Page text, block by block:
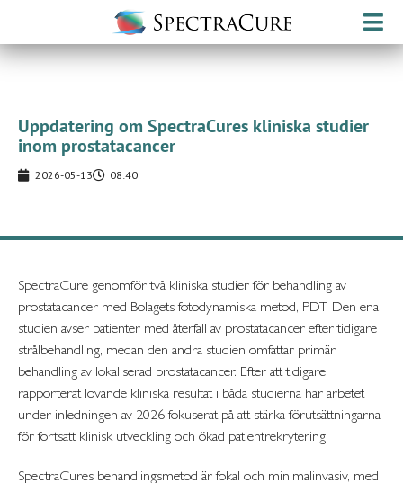
Uppdatering om SpectraCures kliniska studier
inom prostatacancer
2026-05-13 08:40
SpectraCure genomför två kliniska studier för behandling av
prostatacancer med Bolagets fotodynamiska metod, PDT. Den ena
studien avser patienter med återfall av prostatacancer efter tidigare
strålbehandling, medan den andra studien omfattar primär
behandling av lokaliserad prostatacancer. Efter att tidigare
rapporterat lovande kliniska resultat i båda studierna har arbetet
under inledningen av 2026 fokuserat på att stärka förutsättningarna
för fortsatt klinisk utveckling och ökad patientrekrytering.
SpectraCures behandlingsmetod är fokal och minimalinvasiv, med